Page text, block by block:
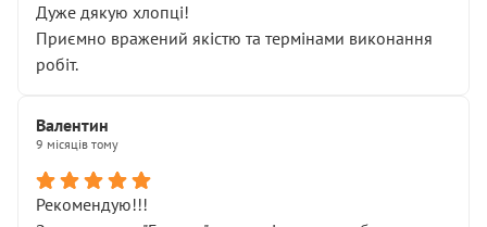
Дуже дякую хлопці!
Приємно вражений якістю та термінами виконання
робіт.
Валентин
9 місяців тому
Рекомендую!!!